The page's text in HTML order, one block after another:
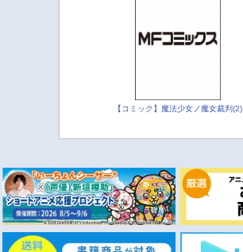
【コミック】魔法少女ノ魔女裁判(2)